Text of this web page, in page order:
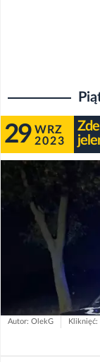
29 WRZ
2023
Autor: OlekG Kliknięć: